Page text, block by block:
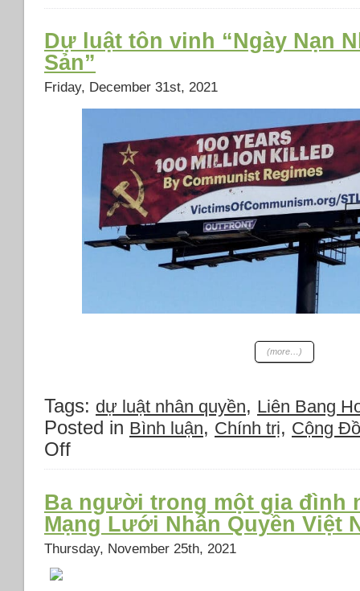
động
“ngày
nhân
chủ
sản”
Dự luật tôn vinh “Ngày Nạn
Sản”
Friday, December 31st, 2021
(more…)
Tags: dự luật nhân quyền, Liên Bang
Posted in Bình luận, Chính trị, Cộng
Offon
vinh
“Ngày
Nạn
Nhân
Ba người trong một gia đình
Mạng Lưới Nhân Quyền Việt
Thursday, November 25th, 2021